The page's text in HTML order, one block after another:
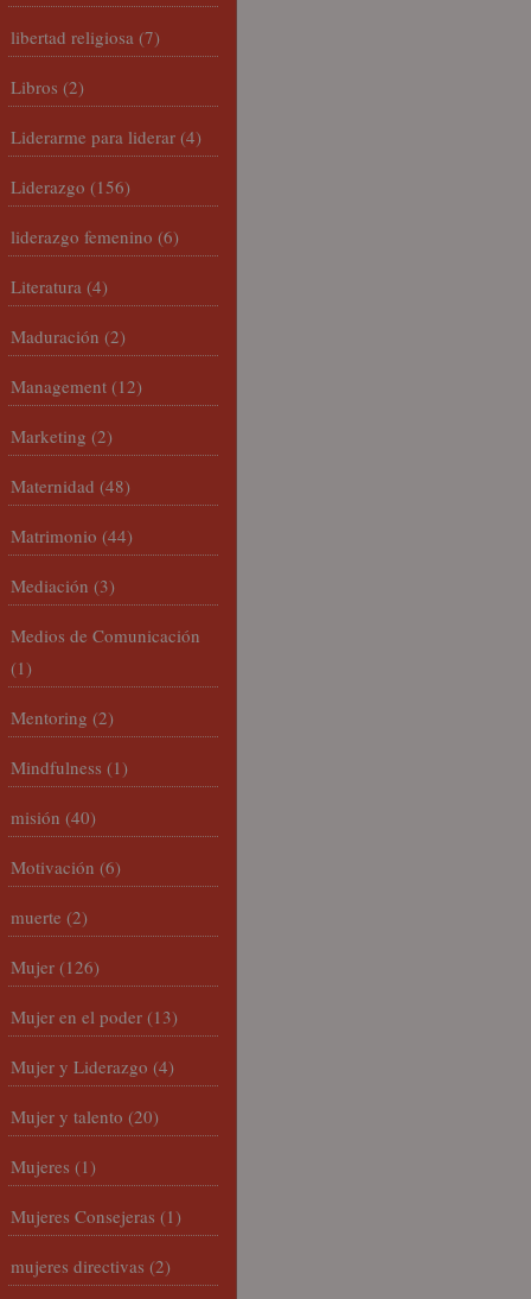
libertad religiosa (7)
Libros (2)
Liderarme para liderar (4)
Liderazgo (156)
liderazgo femenino (6)
Literatura (4)
Maduración (2)
Management (12)
Marketing (2)
Maternidad (48)
Matrimonio (44)
Mediación (3)
Medios de Comunicación
(1)
Mentoring (2)
Mindfulness (1)
misión (40)
Motivación (6)
muerte (2)
Mujer (126)
Mujer en el poder (13)
Mujer y Liderazgo (4)
Mujer y talento (20)
Mujeres (1)
Mujeres Consejeras (1)
mujeres directivas (2)